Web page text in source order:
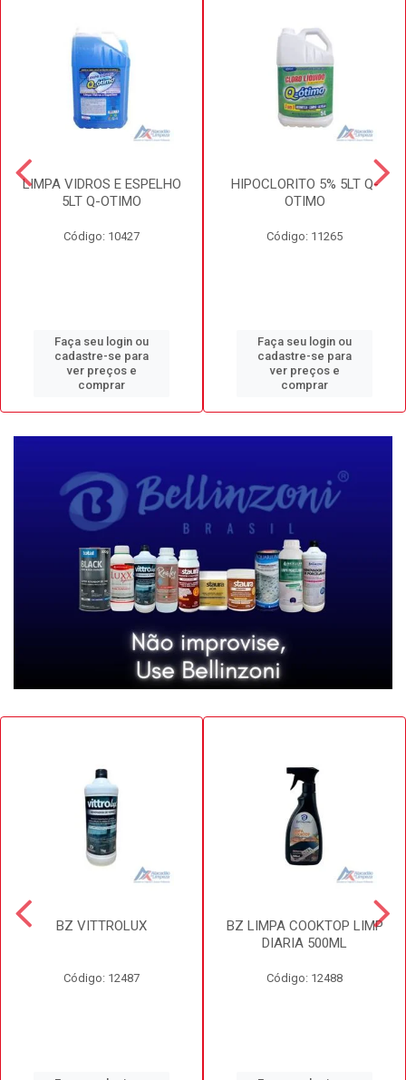
LIMPA VIDROS E ESPELHO
5LT Q-OTIMO
Código: 10427
Faça seu login ou
cadastre-se para
ver preços e
comprar
HIPOCLORITO 5% 5LT Q-
OTIMO
Código: 11265
Faça seu login ou
cadastre-se para
ver preços e
comprar
BZ VITTROLUX
Código: 12487
BZ LIMPA COOKTOP LIMP
DIARIA 500ML
Código: 12488